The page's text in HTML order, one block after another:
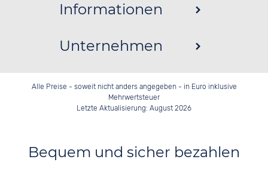
Informationen
Unternehmen
Alle Preise - soweit nicht anders angegeben - in Euro inklusive
Mehrwertsteuer
Letzte Aktualisierung: August 2026
Bequem und sicher bezahlen